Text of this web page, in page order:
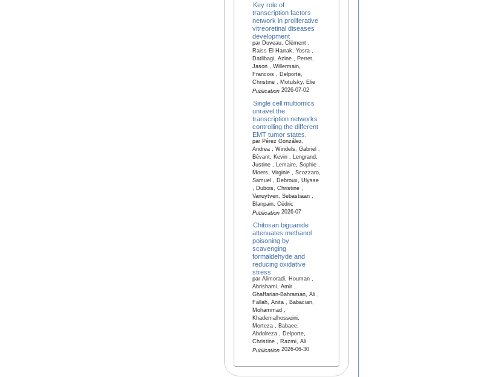
Key role of
transcription factors
network in proliferative
vitreoretinal diseases
development
par Duveau, Clément ,
Raiss El Harrak, Yosra ,
Datlibagi, Azine , Perret,
Jason , Willermain,
Francois , Delporte,
Christine , Motulsky, Elie
Publication2026-07-02
Single cell multiomics
unravel the
transcription networks
controlling the different
EMT tumor states.
par Pérez González,
Andrea , Windels, Gabriel ,
Bévant, Kevin , Lengrand,
Justine , Lemaire, Sophie ,
Moers, Virginie , Scozzaro,
Samuel , Debroux, Ulysse
, Dubois, Christine ,
Vanuytven, Sebastiaan ,
Blanpain, Cédric
Publication2026-07
Chitosan biguanide
attenuates methanol
poisoning by
scavenging
formaldehyde and
reducing oxidative
stress
par Alimoradi, Houman ,
Abrishami, Amir ,
Ghaffarian-Bahraman, Ali ,
Fallah, Anita , Babacian,
Mohammad ,
Khademalhosseini,
Morteza , Babaee,
Abdolreza , Delporte,
Christine , Razmi, Ali
Publication2026-06-30